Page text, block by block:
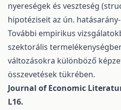
nyereségek és veszteség
hipotéziseit az ún.
További empirikus
szektorális
változásokra különböző
összevetések tükrében.
Journal of Economic
L16.